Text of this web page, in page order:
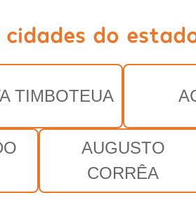
do
TIMBOTEUA
AUGUSTO
CORRÊA